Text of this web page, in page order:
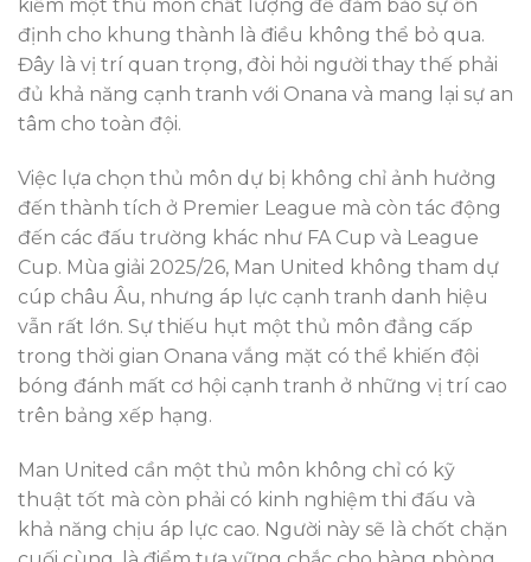
kiếm một thủ môn chất lượng để đảm bảo sự ổn
định cho khung thành là điều không thể bỏ qua.
Đây là vị trí quan trọng, đòi hỏi người thay thế phải
đủ khả năng cạnh tranh với Onana và mang lại sự an
tâm cho toàn đội.
Việc lựa chọn thủ môn dự bị không chỉ ảnh hưởng
đến thành tích ở Premier League mà còn tác động
đến các đấu trường khác như FA Cup và League
Cup. Mùa giải 2025/26, Man United không tham dự
cúp châu Âu, nhưng áp lực cạnh tranh danh hiệu
vẫn rất lớn. Sự thiếu hụt một thủ môn đẳng cấp
trong thời gian Onana vắng mặt có thể khiến đội
bóng đánh mất cơ hội cạnh tranh ở những vị trí cao
trên bảng xếp hạng.
Man United cần một thủ môn không chỉ có kỹ
thuật tốt mà còn phải có kinh nghiệm thi đấu và
khả năng chịu áp lực cao. Người này sẽ là chốt chặn